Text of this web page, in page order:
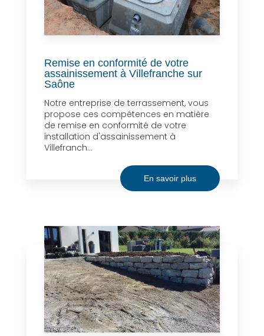
Remise en conformité de votre
assainissement à Villefranche sur
Saône
Notre entreprise de terrassement, vous
propose ces compétences en matière
de remise en conformité de votre
installation d'assainissement à
Villefranch...
En savoir plus